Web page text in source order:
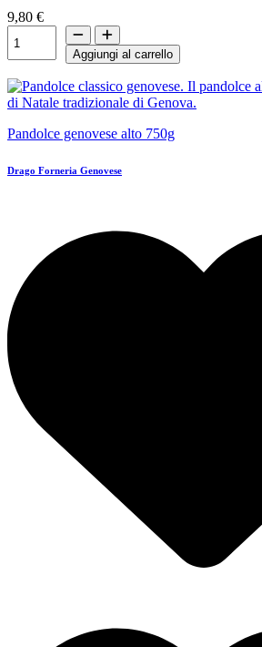
9,80 €
Aggiungi al carrello
Pandolce genovese alto 750g
Drago Forneria Genovese